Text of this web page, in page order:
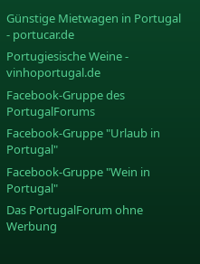
Günstige Mietwagen in Portugal
- portucar.de
Portugiesische Weine -
vinhoportugal.de
Facebook-Gruppe des
PortugalForums
Facebook-Gruppe "Urlaub in
Portugal"
Facebook-Gruppe "Wein in
Portugal"
Das PortugalForum ohne
Werbung